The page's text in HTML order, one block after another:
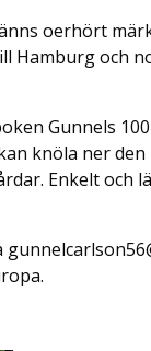
oerhört
Hamburg och
Gunnels
knöla ner den
Enkelt och